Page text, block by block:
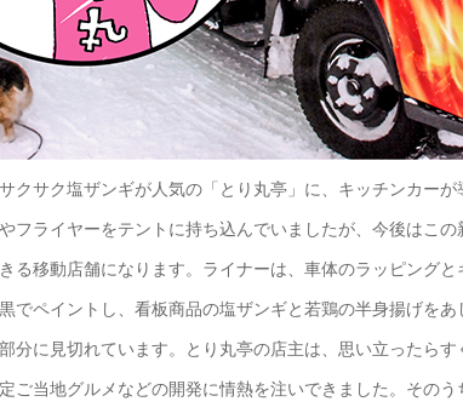
クサク塩ザンギが人気の「とり丸亭」に、キッチンカー
フライヤーをテントに持ち込んでいましたが、今後はこ
る移動店舗になります。ライナーは、車体のラッピング
でペイントし、看板商品の塩ザンギと若鶏の半身揚げを
分に見切れています。とり丸亭の店主は、思い立ったら
ご当地グルメなどの開発に情熱を注いできました。そのう